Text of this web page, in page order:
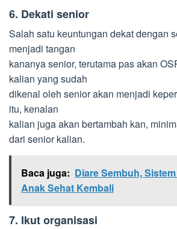
6. Dekati senior
Salah satu keuntungan dekat dengan
menjadi tangan
kananya senior, terutama pas akan
kalian yang sudah
dikenal oleh senior akan menjadi
itu, kenalan
kalian juga akan bertambah kan,
dari senior kalian.
Baca juga: Diare Sembuh,
Anak Sehat Kembali
7. Ikut organisasi